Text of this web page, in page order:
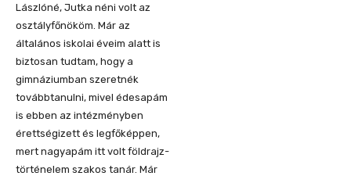
Lászlóné, Jutka néni volt az
osztályfőnököm. Már az
általános iskolai éveim alatt is
biztosan tudtam, hogy a
gimnáziumban szeretnék
továbbtanulni, mivel édesapám
is ebben az intézményben
érettségizett és legfőképpen,
mert nagyapám itt volt földrajz-
történelem szakos tanár. Már